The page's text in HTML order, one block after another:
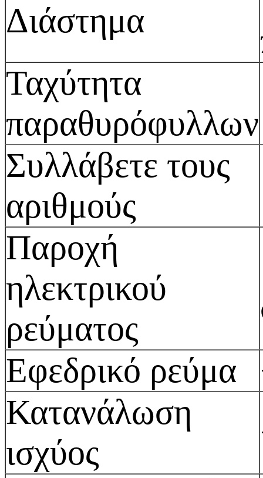
Διάστημα
Ταχύτητα
παραθυρόφυλλων
Συλλάβετε τους
αριθμούς
Παροχή
ηλεκτρικού
ρεύματος
Εφεδρικό ρεύμα
Κατανάλωση
ισχύος